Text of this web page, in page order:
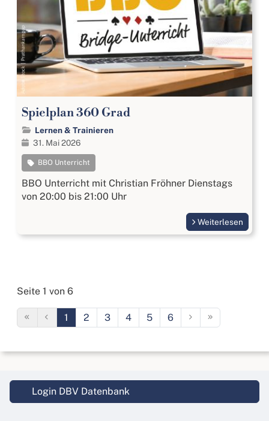
Spielplan 360 Grad
Lernen & Trainieren
31. Mai 2026
BBO Unterricht
BBO Unterricht mit Christian Fröhner Dienstags
von 20:00 bis 21:00 Uhr
Weiterlesen
Seite 1 von 6
1 2 3 4 5 6
Login DBV Datenbank